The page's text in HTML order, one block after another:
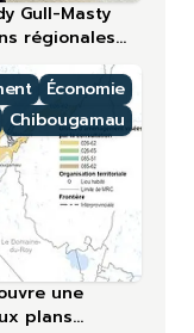
Gull-Masty
régionales
Économie
Chibougamau
une
plans